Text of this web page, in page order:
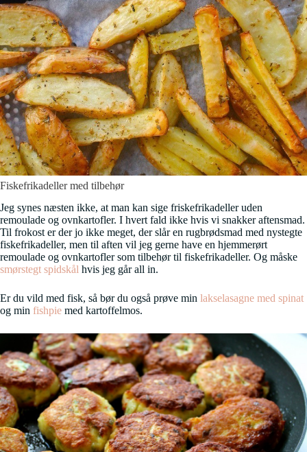
Fiskefrikadeller med tilbehør
Jeg synes næsten ikke, at man kan sige friskefrikadeller uden
remoulade og ovnkartofler. I hvert fald ikke hvis vi snakker aftensmad.
Til frokost er der jo ikke meget, der slår en rugbrødsmad med nystegte
fiskefrikadeller, men til aften vil jeg gerne have en hjemmerørt
remoulade og ovnkartofler som tilbehør til fiskefrikadeller. Og måske
smørstegt spidskål hvis jeg går all in.
Er du vild med fisk, så bør du også prøve min lakselasagne med spinat
og min fishpie med kartoffelmos.